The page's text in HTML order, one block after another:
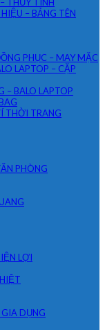
– BẢNG TÊN
PHỤC – MAY MẶC
LAPTOP – CẶP
– BALO LAPTOP
THỜI TRANG
PHÒNG
LỢI
DỤNG